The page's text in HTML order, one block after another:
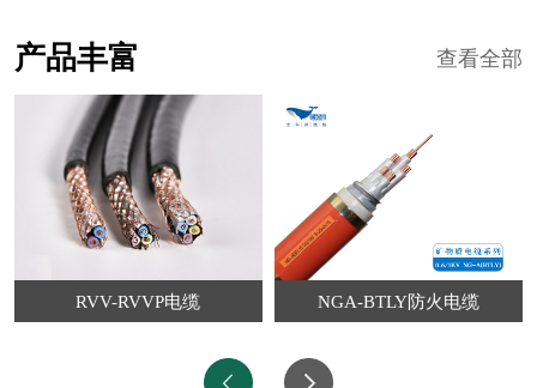
查看全部
产品丰富
RVV-RVVP电缆 NGA-BTLY防火电缆